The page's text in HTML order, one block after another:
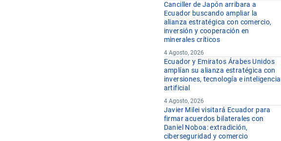
Canciller de Japón arribara a
Ecuador buscando ampliar la
alianza estratégica con comercio,
inversión y cooperación en
minerales críticos
4 Agosto, 2026
Ecuador y Emiratos Árabes Unidos
amplían su alianza estratégica con
inversiones, tecnología e inteligencia
artificial
4 Agosto, 2026
Javier Milei visitará Ecuador para
firmar acuerdos bilaterales con
Daniel Noboa: extradición,
ciberseguridad y comercio